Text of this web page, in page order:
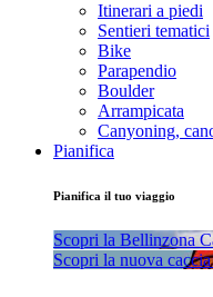
Itinerari a piedi
Sentieri tematici
Bike
Parapendio
Boulder
Arrampicata
Canyoning,
Pianifica
Pianifica il tuo viaggio
Scopri la Bellinzona
Scopri la nuova